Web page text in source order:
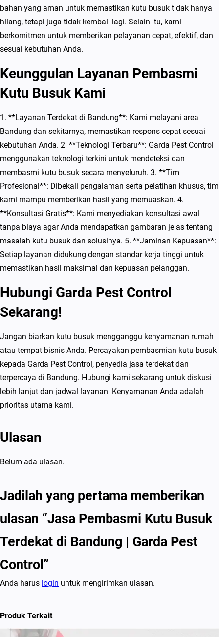
bahan yang aman untuk memastikan kutu busuk tidak hanya
hilang, tetapi juga tidak kembali lagi. Selain itu, kami
berkomitmen untuk memberikan pelayanan cepat, efektif, dan
sesuai kebutuhan Anda.
Keunggulan Layanan Pembasmi
Kutu Busuk Kami
1. **Layanan Terdekat di Bandung**: Kami melayani area
Bandung dan sekitarnya, memastikan respons cepat sesuai
kebutuhan Anda. 2. **Teknologi Terbaru**: Garda Pest Control
menggunakan teknologi terkini untuk mendeteksi dan
membasmi kutu busuk secara menyeluruh. 3. **Tim
Profesional**: Dibekali pengalaman serta pelatihan khusus, tim
kami mampu memberikan hasil yang memuaskan. 4.
**Konsultasi Gratis**: Kami menyediakan konsultasi awal
tanpa biaya agar Anda mendapatkan gambaran jelas tentang
masalah kutu busuk dan solusinya. 5. **Jaminan Kepuasan**:
Setiap layanan didukung dengan standar kerja tinggi untuk
memastikan hasil maksimal dan kepuasan pelanggan.
Hubungi Garda Pest Control
Sekarang!
Jangan biarkan kutu busuk mengganggu kenyamanan rumah
atau tempat bisnis Anda. Percayakan pembasmian kutu busuk
kepada Garda Pest Control, penyedia jasa terdekat dan
terpercaya di Bandung. Hubungi kami sekarang untuk diskusi
lebih lanjut dan jadwal layanan. Kenyamanan Anda adalah
prioritas utama kami.
Ulasan
Belum ada ulasan.
Jadilah yang pertama memberikan
ulasan “Jasa Pembasmi Kutu Busuk
Terdekat di Bandung | Garda Pest
Control”
Anda harus login untuk mengirimkan ulasan.
Produk Terkait